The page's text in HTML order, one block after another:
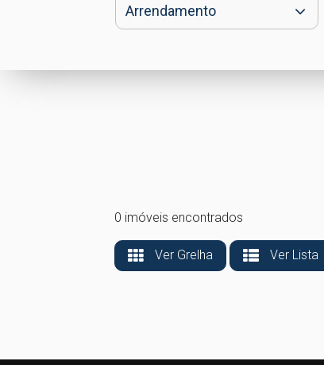
0 imóveis encontrados
Ver Grelha Ver Lista